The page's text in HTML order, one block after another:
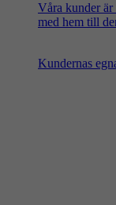
Våra kunder är
med hem till
Kundernas